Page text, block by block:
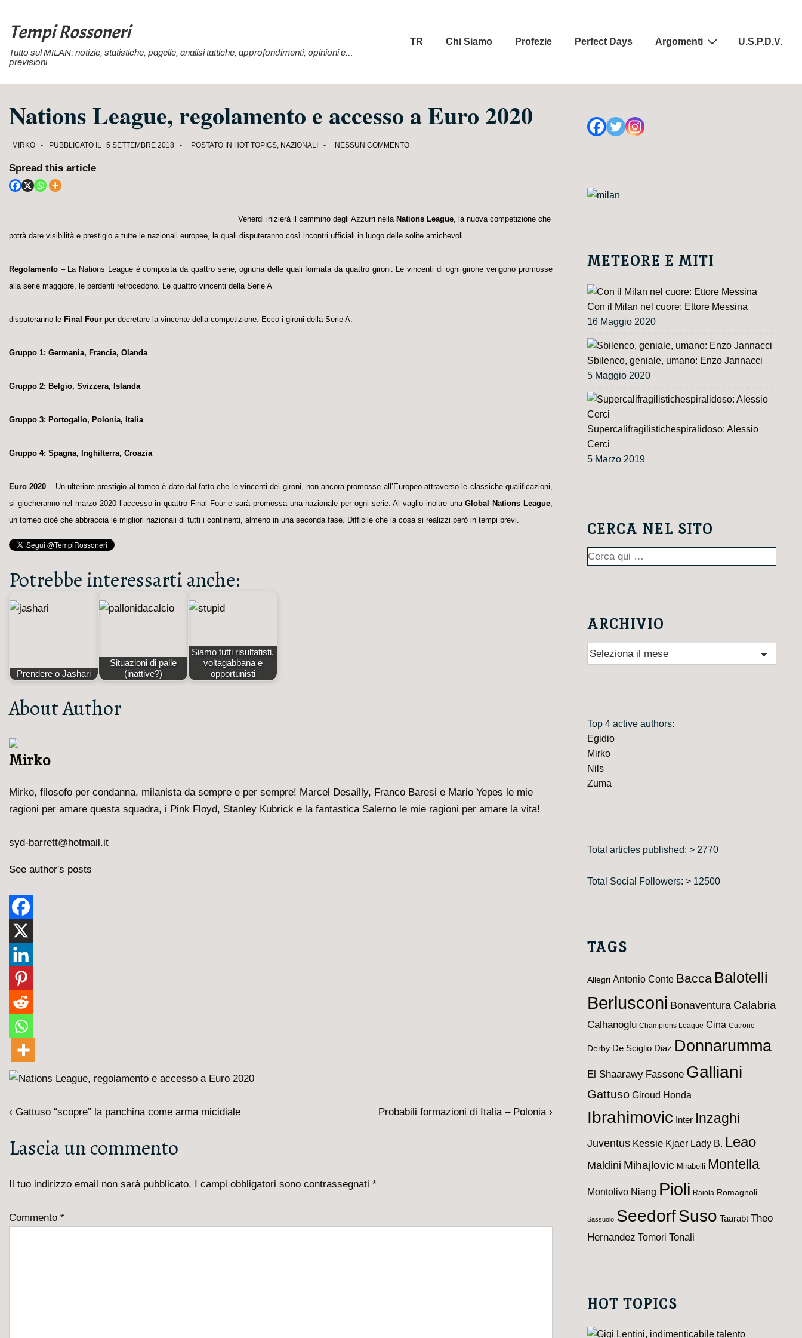
Vai
contenuto
Tempi Rossoneri
Tutto sul MILAN: notizie, statistiche, pagelle, analisi tattiche, approfondimenti, opinioni e…
previsioni
Menu
TR Chi Siamo Profezie Perfect Days Argomenti U.S.P.D.V.
Nations League, regolamento e accesso a Euro 2020
MIRKO PUBBLICATO IL 5 SETTEMBRE 2018 POSTATO IN HOT TOPICS, NAZIONALI NESSUN COMMENTO
Spread this article
Venerdi inizierà il cammino degli Azzurri nella Nations League, la nuova competizione che
potrà dare visibilità e prestigio a tutte le nazionali europee, le quali disputeranno così incontri ufficiali in luogo delle solite amichevoli.
Regolamento – La Nations League è composta da quattro serie, ognuna delle quali formata da quattro gironi. Le vincenti di ogni girone vengono promosse
alla serie maggiore, le perdenti retrocedono. Le quattro vincenti della Serie A
disputeranno le Final Four per decretare la vincente della competizione. Ecco i gironi della Serie A:
Gruppo 1: Germania, Francia, Olanda
Gruppo 2: Belgio, Svizzera, Islanda
Gruppo 3: Portogallo, Polonia, Italia
Gruppo 4: Spagna, Inghilterra, Croazia
Euro 2020 – Un ulteriore prestigio al torneo è dato dal fatto che le vincenti dei gironi, non ancora promosse all’Europeo attraverso le classiche qualificazioni,
si giocheranno nel marzo 2020 l’accesso in quattro Final Four e sarà promossa una nazionale per ogni serie. Al vaglio inoltre unaGlobal Nations League,
un torneo cioè che abbraccia le migliori nazionali di tutti i continenti, almeno in una seconda fase. Difficile che la cosa si realizzi però in tempi brevi.
Potrebbe interessarti anche:
Prendere o Jashari
Situazioni di palle
(inattive?)
Siamo tutti risultatisti,
voltagabbana e
opportunisti
About Author
Mirko
Mirko, filosofo per condanna, milanista da sempre e per sempre! Marcel Desailly, Franco Baresi e Mario Yepes le mie
ragioni per amare questa squadra, i Pink Floyd, Stanley Kubrick e la fantastica Salerno le mie ragioni per amare la vita!
syd-barrett@hotmail.it
See author's posts
Navigazione
L'articolo
è
‹ Gattuso “scopre” la panchina come arma micidiale
Il
Probabili formazioni di Italia – Polonia ›
Lascia un commento
Il tuo indirizzo email non sarà pubblicato. I campi obbligatori sono contrassegnati *
Commento *
METEORE E MITI
Con il Milan nel cuore: Ettore Messina
16 Maggio 2020
Sbilenco, geniale, umano: Enzo Jannacci
5 Maggio 2020
Supercalifragilistichespiralidoso: Alessio
Cerci
5 Marzo 2019
CERCA NEL SITO
Cerca:
ARCHIVIO
Archivio
Top 4 active authors:
Egidio
Mirko
Nils
Zuma
Total articles published: > 2770
Total Social Followers: > 12500
TAGS
Allegri Antonio Conte Bacca Balotelli
Berlusconi Bonaventura Calabria
Calhanoglu Champions League Cina Cutrone
Derby De Sciglio Diaz Donnarumma
El Shaarawy Fassone Galliani
Gattuso Giroud Honda
Ibrahimovic Inter Inzaghi
Juventus Kessie Kjaer Lady B. Leao
Maldini Mihajlovic Mirabelli Montella
Montolivo Niang Pioli Raiola Romagnoli
Sassuolo SeedorfSuso Taarabt Theo
Hernandez Tomori Tonali
HOT TOPICS